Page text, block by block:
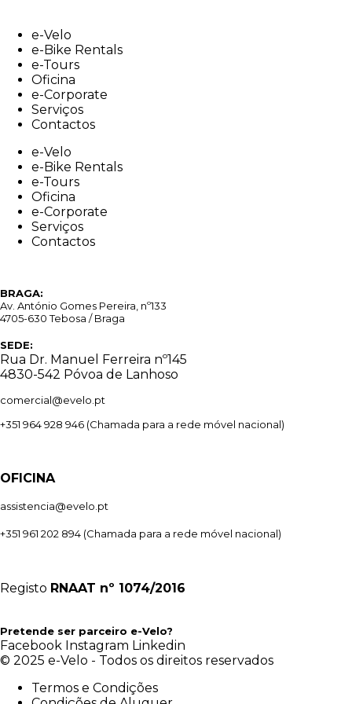
contente-Velo
e-Bike Rentals
e-Tours
Oficina
e-Corporate
Serviços
Contactos
e-Velo
e-Bike Rentals
e-Tours
Oficina
e-Corporate
Serviços
Contactos
BRAGA:
Av. António Gomes Pereira, nº133
4705-630 Tebosa / Braga
SEDE:
Rua Dr. Manuel Ferreira nº145
4830-542 Póvoa de Lanhoso
comercial@evelo.pt
+351 964 928 946 (Chamada para a rede móvel nacional)
OFICINA
assistencia@evelo.pt
+351 961 202 894 (Chamada para a rede móvel nacional)
Registo RNAAT nº 1074/2016
Pretende ser parceiro e-Velo?
Facebook Instagram Linkedin
© 2025 e-Velo - Todos os direitos reservados
Termos e Condições